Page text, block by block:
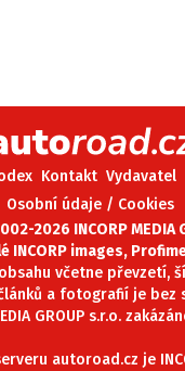
Kontakt Vydavatel
Osobní údaje / Cookies
2026 INCORP MEDIA
INCORP images,
včetne převzetí,
a fotografií je bez
GROUP s.r.o.
autoroad.cz je